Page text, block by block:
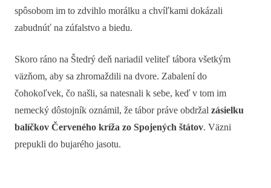
spôsobom im to zdvihlo morálku a chvíľkami dokázali
zabudnúť na zúfalstvo a biedu.
Skoro ráno na Štedrý deň nariadil veliteľ tábora všetkým
väzňom, aby sa zhromaždili na dvore. Zabalení do
čohokoľvek, čo našli, sa natesnali k sebe, keď v tom im
nemecký dôstojník oznámil, že tábor práve obdržal zásielku
balíčkov Červeného kríža zo Spojených štátov. Väzni
prepukli do bujarého jasotu.